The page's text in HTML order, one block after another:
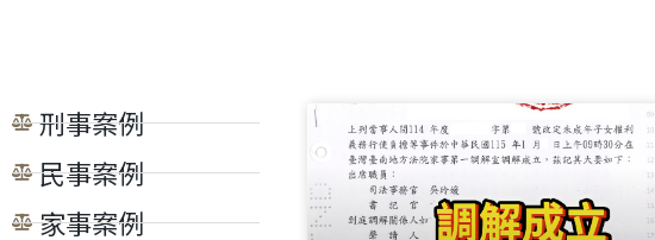
刑事案例
民事案例
家事案例